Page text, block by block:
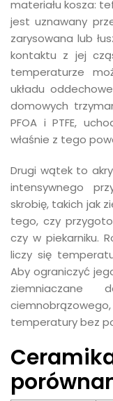
materiału kosza:
jest uznawany
zarysowana lub
kontaktu z jej
temperaturze
układu
domowych
PFOA i PTFE,
właśnie z tego
Drugi wątek to
intensywnego
skrobię, takich jak
tego, czy
czy w piekarniku.
liczy się
Aby ograniczyć
temperatury bez